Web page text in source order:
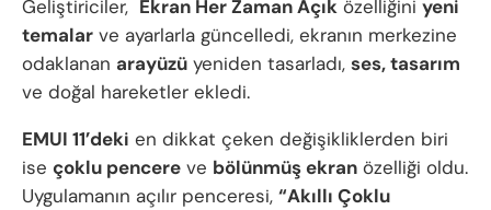
Geliştiriciler, Ekran Her Zaman Açık özelliğini yeni
temalar ve ayarlarla güncelledi, ekranın merkezine
odaklanan arayüzü yeniden tasarladı, ses, tasarım
ve doğal hareketler ekledi.
EMUI 11’deki en dikkat çeken değişikliklerden biri
ise çoklu pencere ve bölünmüş ekran özelliği oldu.
Uygulamanın açılır penceresi, “Akıllı Çoklu